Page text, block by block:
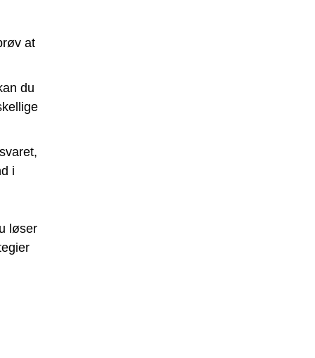
at
du
i
løser